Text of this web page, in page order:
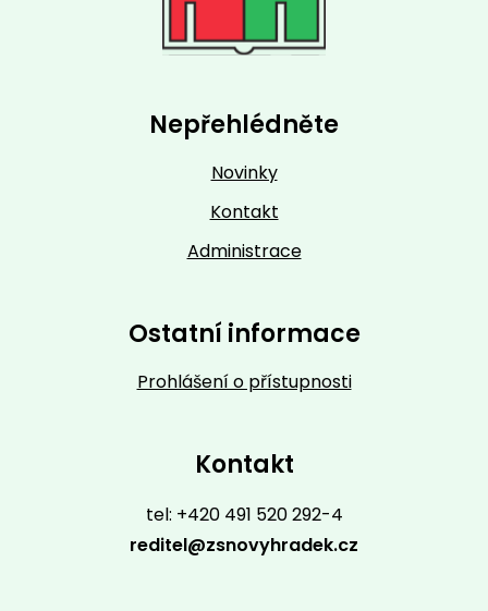
Nepřehlédněte
Novinky
Kontakt
Administrace
Ostatní informace
Prohlášení o přístupnosti
Kontakt
tel: +420 491 520 292-4
reditel@zsnovyhradek.cz